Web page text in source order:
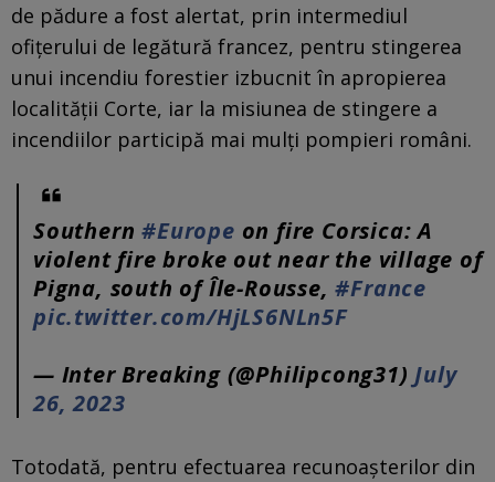
de pădure a fost alertat, prin intermediul
ofiţerului de legătură francez, pentru stingerea
unui incendiu forestier izbucnit în apropierea
localităţii Corte, iar la misiunea de stingere a
incendiilor participă mai mulţi pompieri români.
Southern#Europe on fire Corsica: A
violent fire broke out near the village of
Pigna, south of Île-Rousse,#France
pic.twitter.com/HjLS6NLn5F
— Inter Breaking (@Philipcong31) July
26, 2023
Totodată, pentru efectuarea recunoaşterilor din